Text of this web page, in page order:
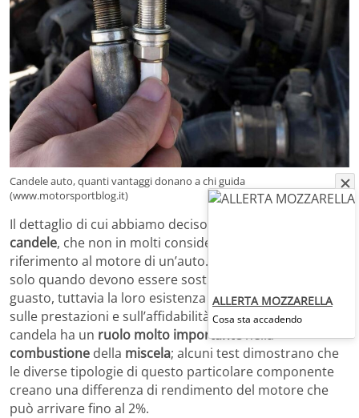
Candele auto, quanti vantaggi donano a chi guida
(www.motorsportblog.it)
Il dettaglio di cui abbiamo deciso di parlarvi sono le
candele, che non in molti considerano quando facciamo
riferimento al motore di un’auto. Spesso se ne parla
solo quando devono essere sostituite a causa di un
guasto, tuttavia la loro esistenza influisce non poco
sulle prestazioni e sull’affidabilità delle autovetture. La
candela ha un ruolo molto importantenella
combustione della miscela; alcuni test dimostrano che
le diverse tipologie di questo particolare componente
creano una differenza di rendimento del motore che
può arrivare fino al 2%.
ALLERTA MOZZARELLA
Cosa sta accadendo